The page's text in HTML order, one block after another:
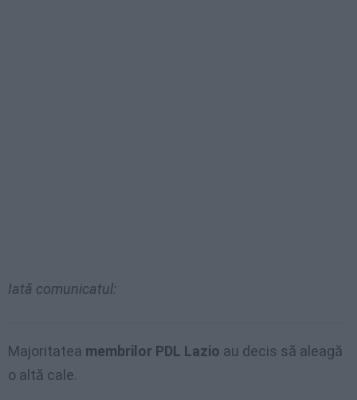
Iată comunicatul:
Majoritatea membrilor PDL Lazio au decis să aleagă
o altă cale.